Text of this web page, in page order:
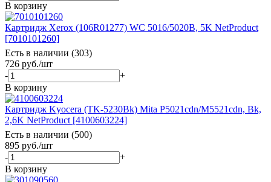
В корзину
Картридж Xerox (106R01277) WC 5016/5020B, 5K NetProduct
[7010101260]
Есть в наличии (303)
726 руб./шт
-
+
В корзину
Картридж Kyocera (TK-5230Bk) Mita P5021cdn/M5521cdn, Bk,
2,6K NetProduct [4100603224]
Есть в наличии (500)
895 руб./шт
-
+
В корзину